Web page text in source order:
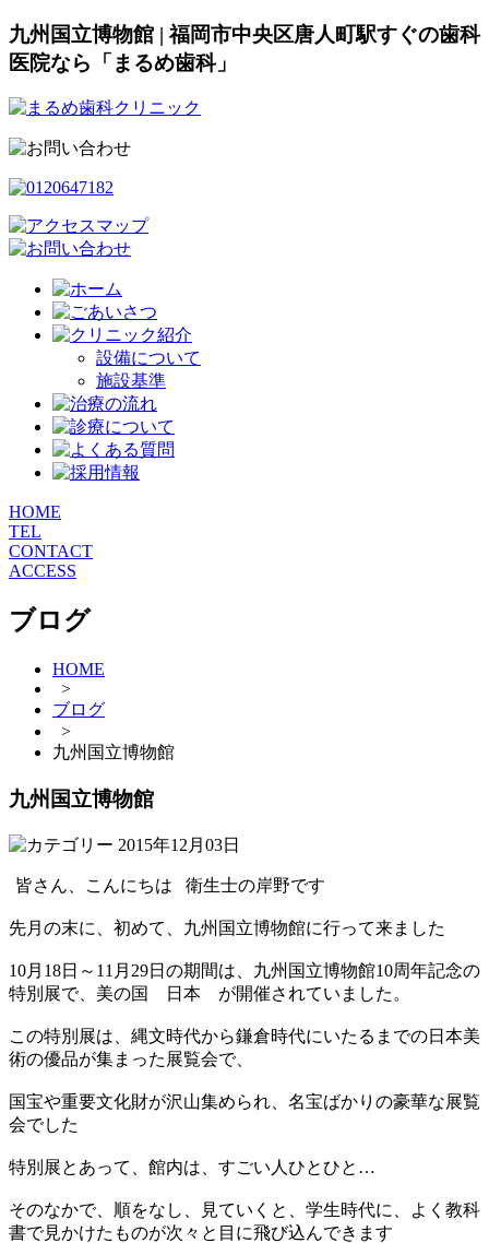
九州国立博物館 | 福岡市中央区唐人町駅すぐの歯科
医院なら「まるめ歯科」
設備について
施設基準
HOME
TEL
CONTACT
ACCESS
ブログ
HOME
>
ブログ
>
九州国立博物館
九州国立博物館
2015年12月03日
皆さん、こんにちは 衛生士の岸野です
先月の末に、初めて、九州国立博物館に行って来ました
10月18日～11月29日の期間は、九州国立博物館10周年記念の
特別展で、美の国 日本 が開催されていました。
この特別展は、縄文時代から鎌倉時代にいたるまでの日本美
術の優品が集まった展覧会で、
国宝や重要文化財が沢山集められ、名宝ばかりの豪華な展覧
会でした
特別展とあって、館内は、すごい人ひとひと…
そのなかで、順をなし、見ていくと、学生時代に、よく教科
書で見かけたものが次々と目に飛び込んできます